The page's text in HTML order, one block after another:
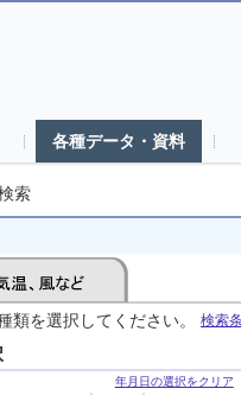
各種データ・資料
索
を選択してください。 検索
年月日の選択をクリア